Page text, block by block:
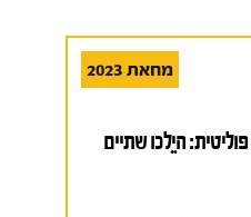
מחאת 2023
היֵלכו שתיים